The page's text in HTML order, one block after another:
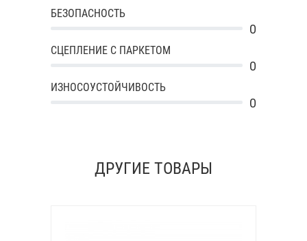
БЕЗОПАСНОСТЬ
0
СЦЕПЛЕНИЕ С ПАРКЕТОМ
0
ИЗНОСОУСТОЙЧИВОСТЬ
0
ДРУГИЕ ТОВАРЫ